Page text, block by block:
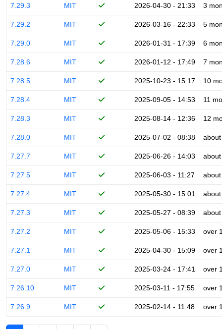
7.29.3 MIT 2026-04-30 - 21:33 3
7.29.2 MIT 2026-03-16 - 22:33 5
7.29.0 MIT 2026-01-31 - 17:39 6
7.28.6 MIT 2026-01-12 - 17:49 7
7.28.5 MIT 2025-10-23 - 15:17 10
7.28.4 MIT 2025-09-05 - 14:53 11
7.28.3 MIT 2025-08-14 - 12:36 12
7.28.0 MIT 2025-07-02 - 08:38
7.27.7 MIT 2025-06-26 - 14:03
7.27.5 MIT 2025-06-03 - 11:27
7.27.4 MIT 2025-05-30 - 15:01
7.27.3 MIT 2025-05-27 - 08:39
7.27.2 MIT 2025-05-06 - 15:33 over
7.27.1 MIT 2025-04-30 - 15:09 over
7.27.0 MIT 2025-03-24 - 17:41 over
7.26.10 MIT 2025-03-11 - 17:55 over
7.26.9 MIT 2025-02-14 - 11:48 over